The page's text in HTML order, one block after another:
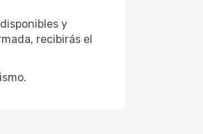
y
recibirás el